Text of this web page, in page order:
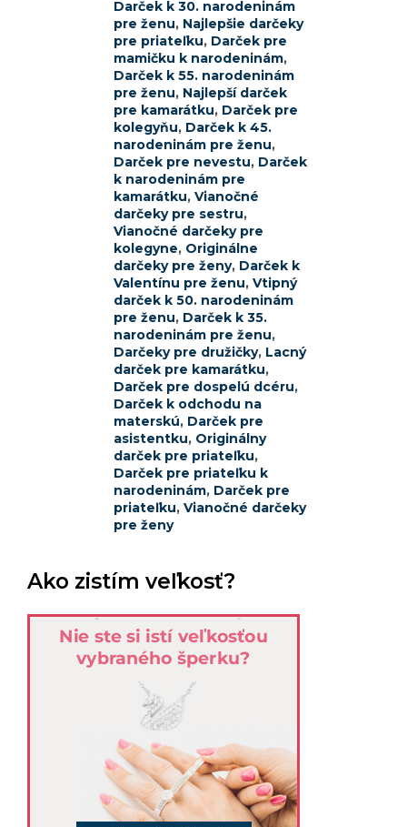
Darček k 30. narodeninám
pre ženu, Najlepšie darčeky
pre priateľku, Darček pre
mamičku k narodeninám,
Darček k 55. narodeninám
pre ženu, Najlepší darček
pre kamarátku, Darček pre
kolegyňu, Darček k 45.
narodeninám pre ženu,
Darček pre nevestu, Darček
k narodeninám pre
kamarátku, Vianočné
darčeky pre sestru,
Vianočné darčeky pre
kolegyne, Originálne
darčeky pre ženy, Darček k
Valentínu pre ženu, Vtipný
darček k 50. narodeninám
pre ženu, Darček k 35.
narodeninám pre ženu,
Darčeky pre družičky, Lacný
darček pre kamarátku,
Darček pre dospelú dcéru,
Darček k odchodu na
materskú, Darček pre
asistentku, Originálny
darček pre priateľku,
Darček pre priateľku k
narodeninám, Darček pre
priateľku, Vianočné darčeky
pre ženy
Ako zistím veľkosť?